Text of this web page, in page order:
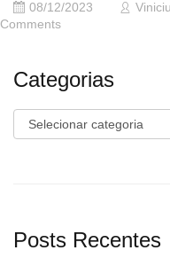
08/12/2023
Comments
Categorias
Categorias
Posts Recentes